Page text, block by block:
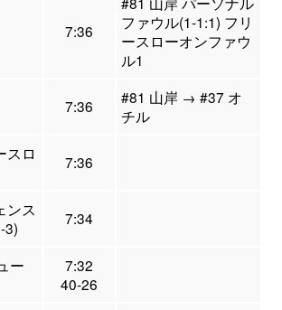
7:36
ファウル(1-1:1) フリ
ースローオンファウ
ル1
7:36
#81 山岸 → #37 オ
チル
スロ
7:36
ンス
3)
7:34
ー
7:32
40-26